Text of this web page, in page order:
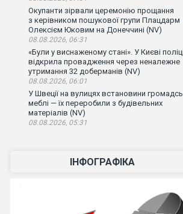
Окупанти зірвали церемонію прощання
з керівником пошукової групи Плацдарм
Олексієм Юковим на Донеччині (NV)
08.08.2026, 06:31
«Були у виснаженому стані». У Києві
відкрила провадження через неналежне
утримання 32 доберманів (NV)
08.08.2026, 06:01
У Швеції на вулицях встановини
меблі — їх переробили з будівельних
матеріалів (NV)
08.08.2026, 05:31
ІНФОГРАФІКА